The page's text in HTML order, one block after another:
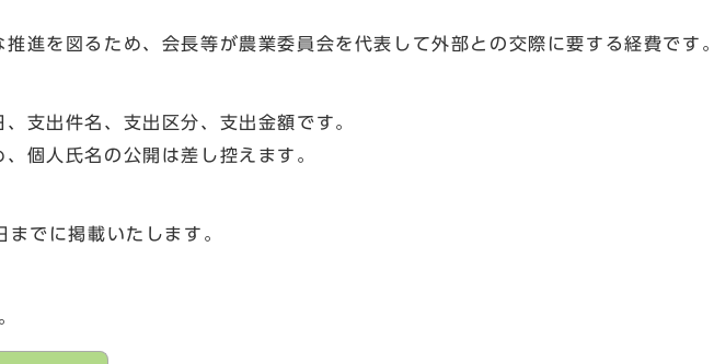
進を図るため、会長等が農業委員会を代表して外部との交際に要する経費です。
支出件名、支出区分、支出金額です。
個人氏名の公開は差し控えます。
でに掲載いたします。